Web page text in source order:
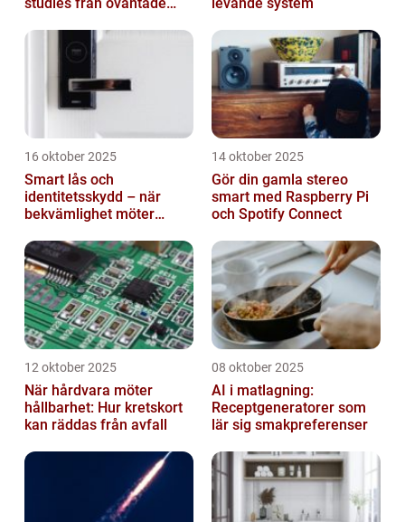
16 oktober 2025
Smart lås och
identitetsskydd – när
bekvämlighet möter
14 oktober 2025
Gör din gamla stereo
smart med Raspberry Pi
och Spotify Connect
12 oktober 2025
När hårdvara möter
hållbarhet: Hur kretskort
kan räddas från avfall
08 oktober 2025
AI i matlagning:
Receptgeneratorer som
lär sig smakpreferenser